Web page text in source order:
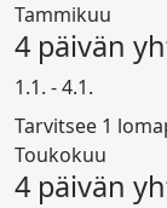
Tammikuu
4 päivän
1.1. - 4.1.
Tarvitsee 1
Toukokuu
4 päivän